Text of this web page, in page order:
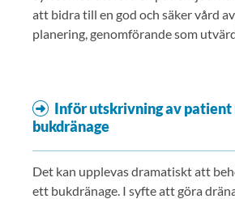
att bidra till en god och säker vård
planering, genomförande som
Inför utskrivning av patient
bukdränage
Det kan upplevas dramatiskt att
ett bukdränage. I syfte att göra